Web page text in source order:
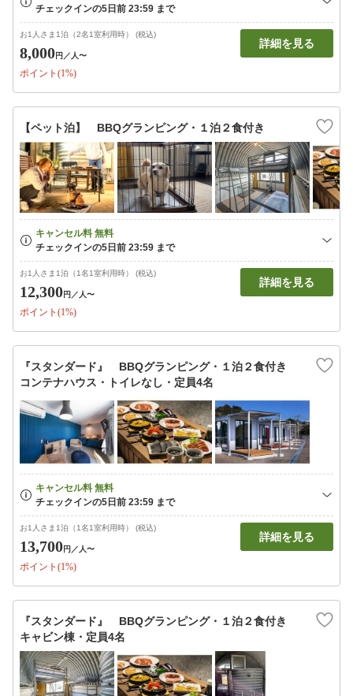
お1人さま1泊（2名1室利用時） (税込)
8,000円 ／人〜
ポイント(1%)
詳細を見る
【ペット泊】 BBQグランピング・１泊２食付き
お1人さま1泊（1名1室利用時） (税込)
12,300円 ／人〜
ポイント(1%)
詳細を見る
『スタンダード』 BBQグランピング・１泊２食付き
コンテナハウス・トイレなし・定員4名
お1人さま1泊（1名1室利用時） (税込)
13,700円 ／人〜
ポイント(1%)
詳細を見る
『スタンダード』 BBQグランピング・１泊２食付き
キャビン棟・定員4名